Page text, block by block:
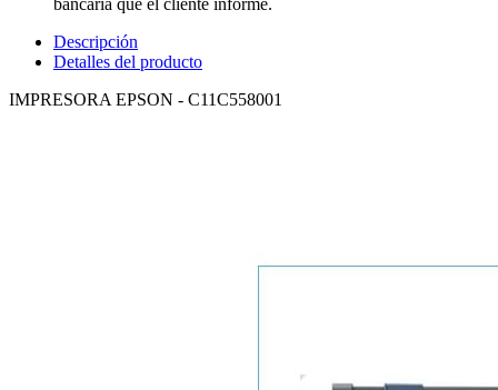
bancaria que el cliente informe.
Descripción
Detalles del producto
IMPRESORA EPSON - C11C558001